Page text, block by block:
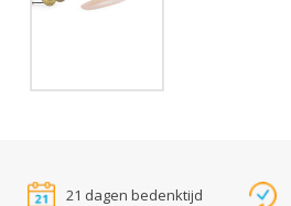
21 dagen bedenktijd